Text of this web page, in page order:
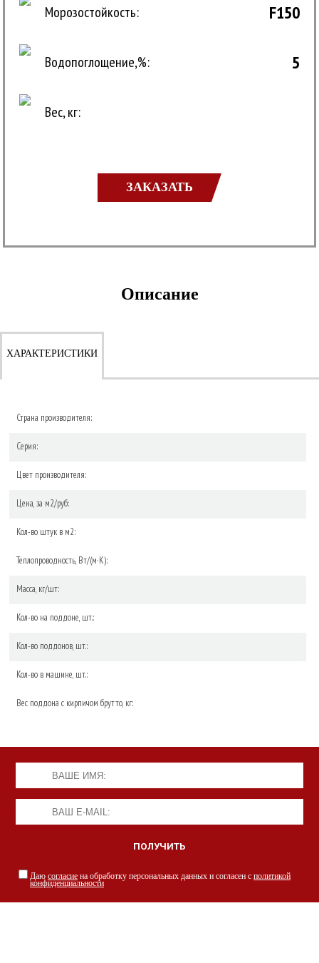
Морозостойкость: F150
Водопоглощение,%: 5
Вес, кг:
ЗАКАЗАТЬ
Описание
ХАРАКТЕРИСТИКИ
Страна производителя:
Серия:
Цвет производителя:
Цена, за м2/руб:
Кол-во штук в м2:
Теплопроводность, Вт/(м·К):
Масса, кг/шт:
Кол-во на поддоне, шт.:
Кол-во поддонов, шт.:
Кол-во в машине, шт.:
Вес поддона с кирпичом брутто, кг:
Даю согласие на обработку персональных данных и согласен с политикой
конфиденциальности